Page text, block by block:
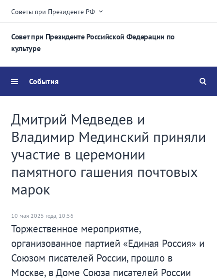
Советы при Президенте РФ
Совет при Президенте Российской Федерации по
культуре
События
Дмитрий Медведев и
Владимир Мединский приняли
участие в церемонии
памятного гашения почтовых
марок
10 мая 2025 года, 10:56
Торжественное мероприятие,
организованное партией «Единая Россия» и
Союзом писателей России, прошло в
Москве, в Доме Союза писателей России